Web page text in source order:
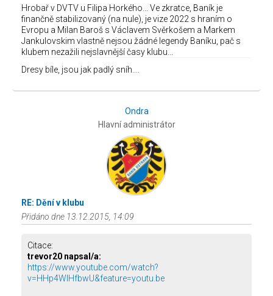
Hrobař v DVTV u Filipa Horkého... Ve zkratce, Baník je
finančně stabilizovaný (na nule), je vize 2022 s hraním o
Evropu a Milan Baroš s Václavem Svěrkošem a Markem
Jankulovskim vlastně nejsou žádné legendy Baníku, pač s
klubem nezažili nejslavnější časy klubu...
Dresy bíle, jsou jak padlý sníh....
Ondra
Hlavní administrátor
RE: Dění v klubu
Přidáno dne 13.12.2015, 14:09
Citace:
trevor20 napsal/a:
https://www.youtube.com/watch?
v=HHp4WIHfbwU&feature=youtu.be